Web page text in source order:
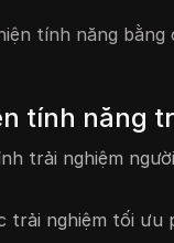
tính năng
tính năng
trải nghiệm
trải nghiệm tối ưu